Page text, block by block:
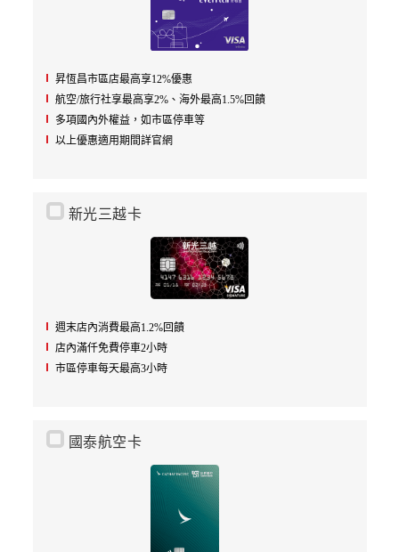
昇恆昌市區店最高享12%優惠
航空/旅行社享最高享2%、海外最高1.5%回饋
多項國內外權益，如市區停車等
以上優惠適用期間詳官網
新光三越卡
週末店內消費最高1.2%回饋
店內滿仟免費停車2小時
市區停車每天最高3小時
國泰航空卡